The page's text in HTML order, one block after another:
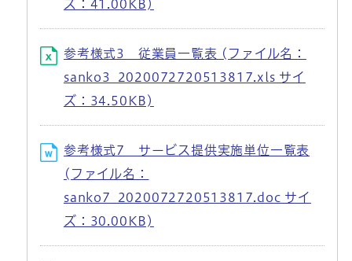
ズ：41.00KB)
参考様式3 従業員一覧表 (ファイル名：
sanko3_2020072720513817.xls サイ
ズ：34.50KB)
参考様式7 サービス提供実施単位一覧表
(ファイル名：
sanko7_2020072720513817.doc サイ
ズ：30.00KB)